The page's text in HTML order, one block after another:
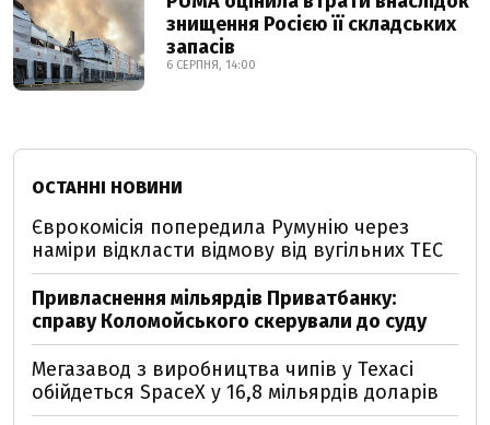
знищення Росією її складських
запасів
6 СЕРПНЯ, 14:00
ОСТАННІ НОВИНИ
Єврокомісія попередила Румунію через
наміри відкласти відмову від вугільних ТЕС
Привласнення мільярдів Приватбанку:
справу Коломойського скерували до суду
Мегазавод з виробництва чипів у Техасі
обійдеться SpaceX у 16,8 мільярдів доларів